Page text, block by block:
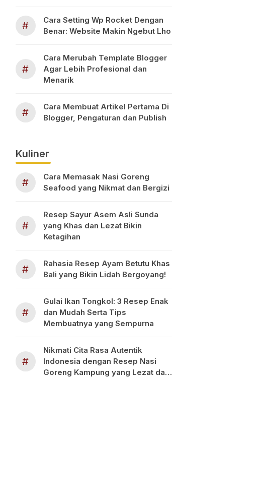
#
Cara Setting Wp Rocket Dengan
Benar: Website Makin Ngebut Lho
#
Cara Merubah Template Blogger
Agar Lebih Profesional dan
Menarik
#
Cara Membuat Artikel Pertama Di
Blogger, Pengaturan dan Publish
Kuliner
#
Cara Memasak Nasi Goreng
Seafood yang Nikmat dan Bergizi
#
Resep Sayur Asem Asli Sunda
yang Khas dan Lezat Bikin
Ketagihan
#
Rahasia Resep Ayam Betutu Khas
Bali yang Bikin Lidah Bergoyang!
#
Gulai Ikan Tongkol: 3 Resep Enak
dan Mudah Serta Tips
Membuatnya yang Sempurna
#
Nikmati Cita Rasa Autentik
Indonesia dengan Resep Nasi
Goreng Kampung yang Lezat dan